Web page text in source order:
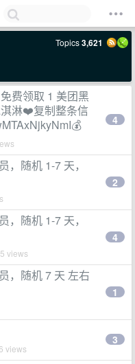
Topics3,621
费领取 1 美团黑
淋❤️复制整条信
4
，随机 1-7 天，
2
，随机 1-7 天，
views
4
，随机 7 天 左右
1
views
3